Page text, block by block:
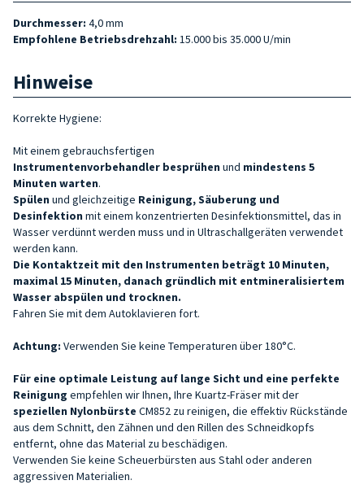
Durchmesser: 4,0 mm
Empfohlene Betriebsdrehzahl: 15.000 bis 35.000 U/min
Hinweise
Korrekte Hygiene:
Mit einem gebrauchsfertigen
Instrumentenvorbehandler besprühen und mindestens 5
Minuten warten.
Spülen und gleichzeitige Reinigung, Säuberung und
Desinfektion mit einem konzentrierten Desinfektionsmittel, das in
Wasser verdünnt werden muss und in Ultraschallgeräten verwendet
werden kann.
Die Kontaktzeit mit den Instrumenten beträgt 10 Minuten,
maximal 15 Minuten, danach gründlich mit entmineralisiertem
Wasser abspülen und trocknen.
Fahren Sie mit dem Autoklavieren fort.
Achtung: Verwenden Sie keine Temperaturen über 180°C.
Für eine optimale Leistung auf lange Sicht und eine perfekte
Reinigung empfehlen wir Ihnen, Ihre Kuartz-Fräser mit der
speziellen Nylonbürste CM852 zu reinigen, die effektiv Rückstände
aus dem Schnitt, den Zähnen und den Rillen des Schneidkopfs
entfernt, ohne das Material zu beschädigen.
Verwenden Sie keine Scheuerbürsten aus Stahl oder anderen
aggressiven Materialien.